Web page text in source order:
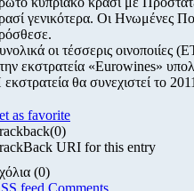
γενικότερα. Οι Ηνωμένες
οι τέσσερις
εκστρατεία «Eurowines»
θα συνεχιστεί το
as favorite
(0)
URI for this entry
(0)
feed Comments